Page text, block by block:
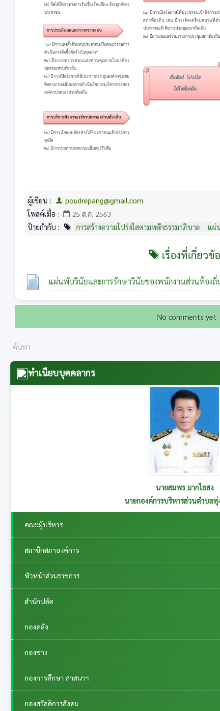
ผู้เขียน :
poudrepang@gmail.com
โพสต์เมื่อ :
25 ส.ค. 2563
ป้ายกำกับ : การสร้างความโปร่งใสตามหลักธรรมาภิบาล แผ่
เรื่องที่เกี่ยวข้
แผ่นพับวินัยและการรักษาวินัยของพนักงานส่วนท้องถิ่
No comments yet
ทำเนียบบุคคลากร
นายสมพร มากไธสง
นายกองค์การบริหารส่วนตำบลทุ่
คณะผู้บริหาร
สมาชิกสภาองค์การ
หัวหน้าส่วนราชการ
สำนักปลัด
กองคลัง
กองช่าง
กองการศึกษา ศาสนาฯ
กองสวัสดิการสังคม